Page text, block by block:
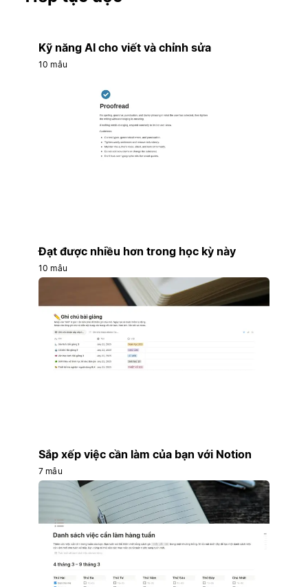
Kỹ năng AI cho viết và chỉnh sửa
10 mẫu
Đạt được nhiều hơn trong học kỳ này
10 mẫu
Sắp xếp việc cần làm của bạn với Notion
7 mẫu